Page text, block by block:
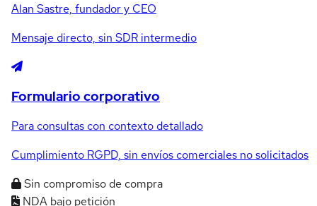
Alan Sastre, fundador y CEO
Mensaje directo, sin SDR intermedio
Formulario corporativo
Para consultas con contexto detallado
Cumplimiento RGPD, sin envíos comerciales no solicitados
Sin compromiso de compra
NDA bajo petición